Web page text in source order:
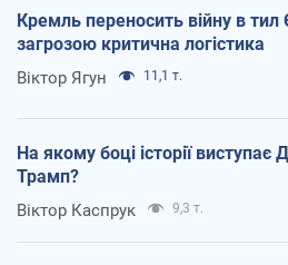
Кремль переносить війну в тил
загрозою критична логістика
Віктор Ягун 11,1 т.
На якому боці історії виступає
Трамп?
Віктор Каспрук 9,3 т.